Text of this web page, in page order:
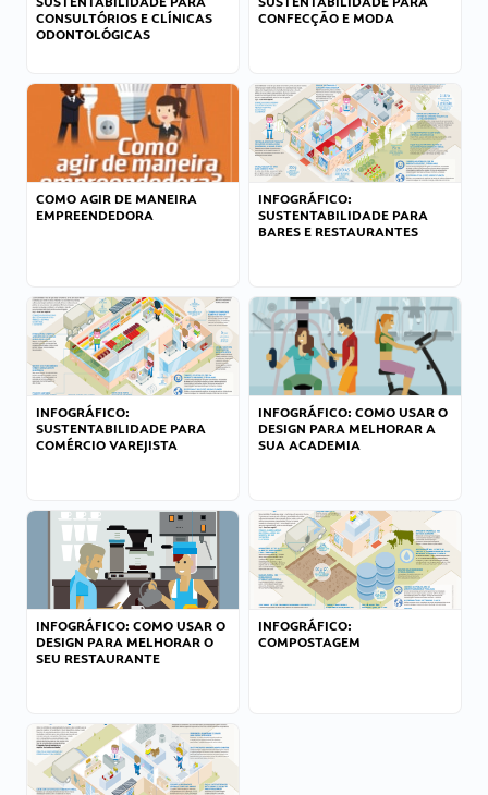
CONSULTÓRIOS E CLÍNICAS
ODONTOLÓGICAS
CONFECÇÃO E MODA
COMO AGIR DE MANEIRA
EMPREENDEDORA
INFOGRÁFICO:
SUSTENTABILIDADE PARA
BARES E RESTAURANTES
INFOGRÁFICO:
SUSTENTABILIDADE PARA
COMÉRCIO VAREJISTA
INFOGRÁFICO: COMO USAR O
DESIGN PARA MELHORAR A
SUA ACADEMIA
INFOGRÁFICO: COMO USAR O
DESIGN PARA MELHORAR O
SEU RESTAURANTE
INFOGRÁFICO:
COMPOSTAGEM